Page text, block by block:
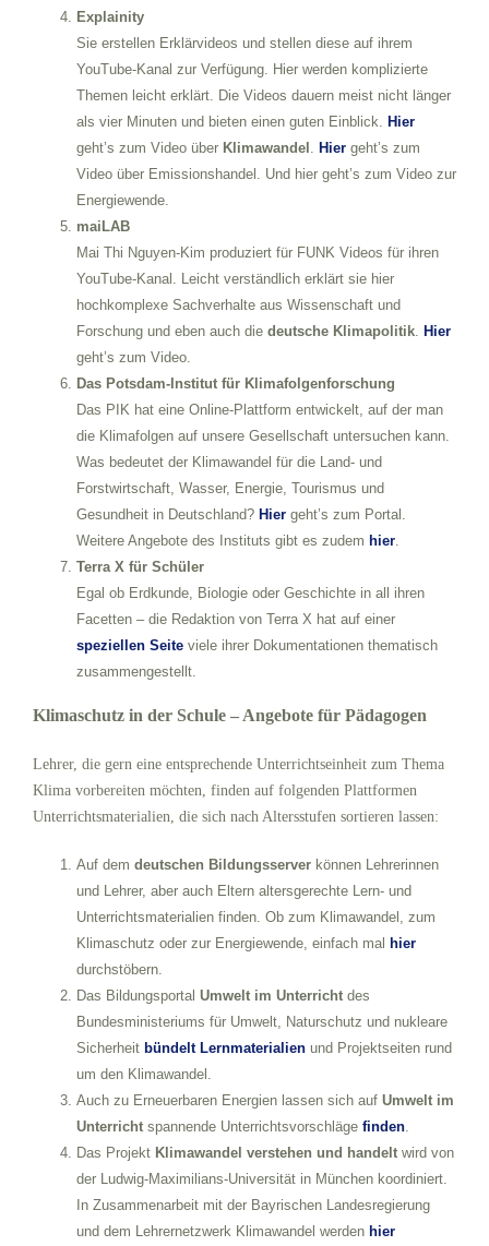
Explainity
Sie erstellen Erklärvideos und stellen diese auf ihrem
YouTube-Kanal zur Verfügung. Hier werden komplizierte
Themen leicht erklärt. Die Videos dauern meist nicht länger
als vier Minuten und bieten einen guten Einblick. Hier
geht’s zum Video über Klimawandel . Hier geht’s zum
Video über Emissionshandel. Und hier geht’s zum Video zur
Energiewende.
maiLAB
Mai Thi Nguyen-Kim produziert für FUNK Videos für ihren
YouTube-Kanal. Leicht verständlich erklärt sie hier
hochkomplexe Sachverhalte aus Wissenschaft und
Forschung und eben auch die deutsche Klimapolitik. Hier
geht’s zum Video.
Das Potsdam-Institut für Klimafolgenforschung
Das PIK hat eine Online-Plattform entwickelt, auf der man
die Klimafolgen auf unsere Gesellschaft untersuchen kann.
Was bedeutet der Klimawandel für die Land- und
Forstwirtschaft, Wasser, Energie, Tourismus und
Gesundheit in Deutschland? Hier geht’s zum Portal.
Weitere Angebote des Instituts gibt es zudem hier.
Terra X für Schüler
Egal ob Erdkunde, Biologie oder Geschichte in all ihren
Facetten – die Redaktion von Terra X hat auf einer
speziellen Seite viele ihrer Dokumentationen thematisch
zusammengestellt.
Klimaschutz in der Schule – Angebote für Pädagogen
Lehrer, die gern eine entsprechende Unterrichtseinheit zum Thema
Klima vorbereiten möchten, finden auf folgenden Plattformen
Unterrichtsmaterialien, die sich nach Altersstufen sortieren lassen:
Auf dem deutschen Bildungsserver können Lehrerinnen
und Lehrer, aber auch Eltern altersgerechte Lern- und
Unterrichtsmaterialien finden. Ob zum Klimawandel, zum
Klimaschutz oder zur Energiewende, einfach mal hier
durchstöbern.
Das Bildungsportal Umwelt im Unterricht des
Bundesministeriums für Umwelt, Naturschutz und nukleare
Sicherheit bündelt Lernmaterialien und Projektseiten rund
um den Klimawandel.
Auch zu Erneuerbaren Energien lassen sich auf Umwelt im
Unterricht spannende Unterrichtsvorschläge finden.
Das Projekt Klimawandel verstehen und handelt wird von
der Ludwig-Maximilians-Universität in München koordiniert.
In Zusammenarbeit mit der Bayrischen Landesregierung
und dem Lehrernetzwerk Klimawandel werden hier